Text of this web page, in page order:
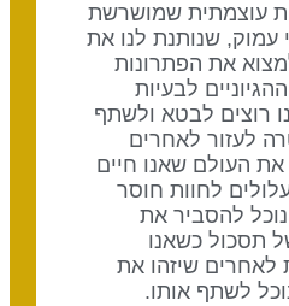
עוצמתית שמושרשת
עמוק, שנותנת לנו את
את הפתרונות
לבעיות
רוצים לבטא ולשתף
לעזור לאחרים
העולם שאנו חיים
16 אנו עלולים לחוות חוסר
להסביר את
תסכול כשאנו
לאחרים שיזהו את
לשתף אותו.